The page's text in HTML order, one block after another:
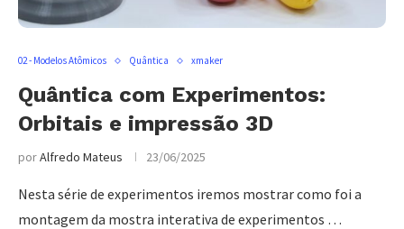
02 - Modelos Atômicos Quântica xmaker
Quântica com Experimentos:
Orbitais e impressão 3D
porAlfredo Mateus 23/06/2025
Nesta série de experimentos iremos mostrar como foi a
montagem da mostra interativa de experimentos …